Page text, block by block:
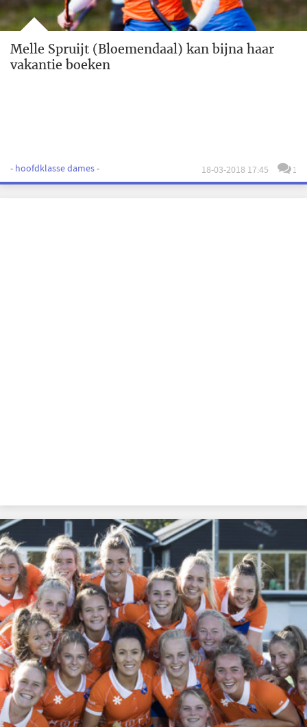
Melle Spruijt (Bloemendaal) kan bijna haar
vakantie boeken
- hoofdklasse dames - 18-03-2018 17:45 1